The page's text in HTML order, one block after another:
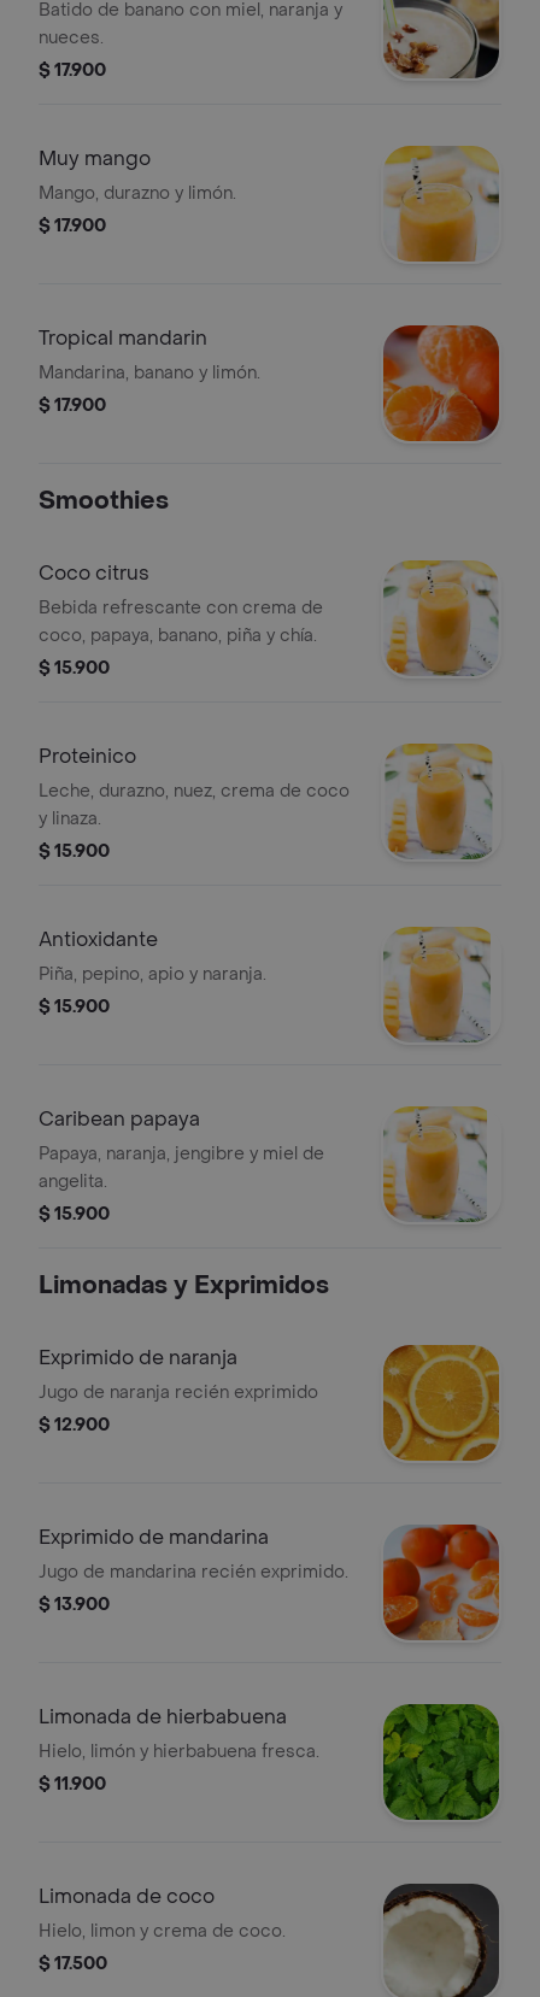
Batido de banano con miel, naranja y
nueces.
$ 17.900
Muy mango
Mango, durazno y limón.
$ 17.900
Tropical mandarin
Mandarina, banano y limón.
$ 17.900
Smoothies
Coco citrus
Bebida refrescante con crema de
coco, papaya, banano, piña y chía.
$ 15.900
Proteinico
Leche, durazno, nuez, crema de coco
y linaza.
$ 15.900
Antioxidante
Piña, pepino, apio y naranja.
$ 15.900
Caribean papaya
Papaya, naranja, jengibre y miel de
angelita.
$ 15.900
Limonadas y Exprimidos
Exprimido de naranja
Jugo de naranja recién exprimido
$ 12.900
Exprimido de mandarina
Jugo de mandarina recién exprimido.
$ 13.900
Limonada de hierbabuena
Hielo, limón y hierbabuena fresca.
$ 11.900
Limonada de coco
Hielo, limon y crema de coco.
$ 17.500